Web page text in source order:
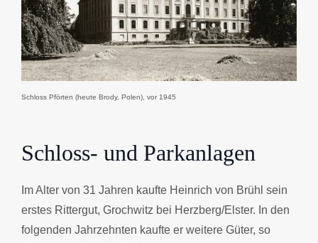
Schloss Pförten (heute Brody, Polen), vor 1945
Schloss- und Parkanlagen
Im Alter von 31 Jahren kaufte Heinrich von Brühl sein
erstes Rittergut, Grochwitz bei Herzberg/Elster. In den
folgenden Jahrzehnten kaufte er weitere Güter, so